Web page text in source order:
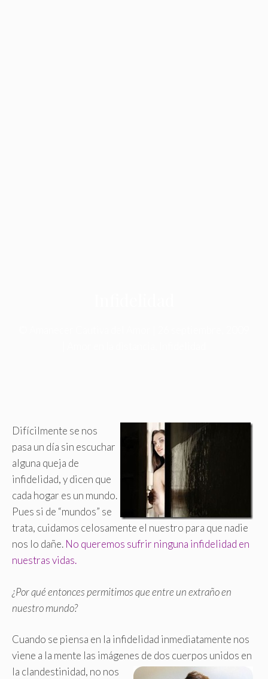
Difícilmente se nos
pasa un día sin escuchar
alguna queja de
infidelidad, y dicen que
cada hogar es un mundo.
Pues si de “mundos” se
trata, cuidamos celosamente el nuestro para que nadie
nos lo dañe. No queremos sufrir ninguna infidelidad en
nuestras vidas.
¿Por qué entonces permitimos que entre un extraño en
nuestro mundo?
Cuando se piensa en la infidelidad inmediatamente nos
viene a la mente las imágenes de dos cuerpos unidos en
la clandestinidad, no nos